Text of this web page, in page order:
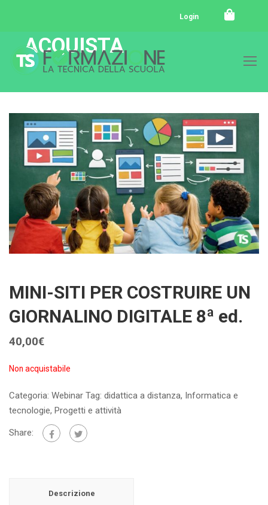
Login
ACQUISTA
MINI-SITI PER COSTRUIRE UN
GIORNALINO DIGITALE 8ª ed.
40,00€
Non acquistabile
Categoria: Webinar Tag: didattica a distanza, Informatica e
tecnologie, Progetti e attività
Share:
Descrizione